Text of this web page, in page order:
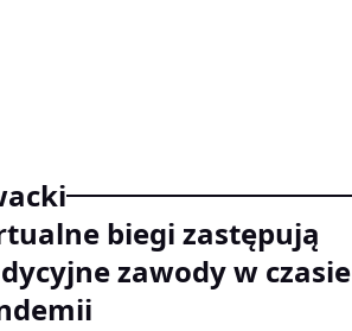
biegi zastępują
zawody w czasie